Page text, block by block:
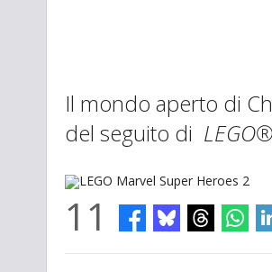
Il mondo aperto di
del seguito di
11